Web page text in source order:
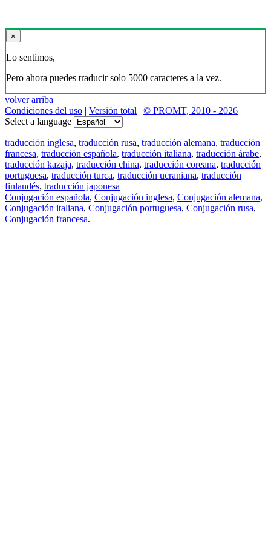
×
Lo sentimos,
Pero ahora puedes traducir solo 5000 caracteres a la vez.
volver arriba
Condiciones del uso | Versión total | © PROMT, 2010 - 2026
Select a language
traducción inglesa, traducción rusa, traducción alemana, traducción
francesa, traducción española, traducción italiana, traducción árabe,
traducción kazaja, traducción china, traducción coreana, traducción
portuguesa, traducción turca, traducción ucraniana, traducción
finlandés, traducción japonesa
Conjugación española, Conjugación inglesa, Conjugación alemana,
Conjugación italiana, Conjugación portuguesa, Conjugación rusa,
Conjugación francesa.